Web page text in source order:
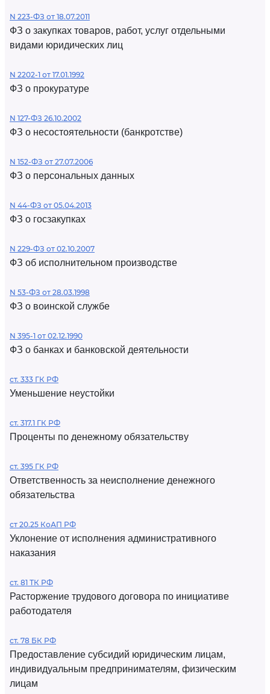
N 223-ФЗ от 18.07.2011
ФЗ о закупках товаров, работ, услуг отдельными
видами юридических лиц
N 2202-1 от 17.01.1992
ФЗ о прокуратуре
N 127-ФЗ 26.10.2002
ФЗ о несостоятельности (банкротстве)
N 152-ФЗ от 27.07.2006
ФЗ о персональных данных
N 44-ФЗ от 05.04.2013
ФЗ о госзакупках
N 229-ФЗ от 02.10.2007
ФЗ об исполнительном производстве
N 53-ФЗ от 28.03.1998
ФЗ о воинской службе
N 395-1 от 02.12.1990
ФЗ о банках и банковской деятельности
ст. 333 ГК РФ
Уменьшение неустойки
ст. 317.1 ГК РФ
Проценты по денежному обязательству
ст. 395 ГК РФ
Ответственность за неисполнение денежного
обязательства
ст 20.25 КоАП РФ
Уклонение от исполнения административного
наказания
ст. 81 ТК РФ
Расторжение трудового договора по инициативе
работодателя
ст. 78 БК РФ
Предоставление субсидий юридическим лицам,
индивидуальным предпринимателям, физическим
лицам